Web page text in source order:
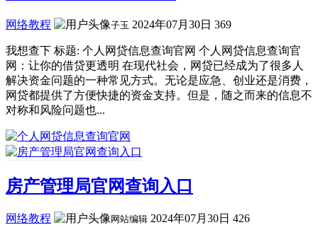
网络教程 子玉 2024年07月30日 369
我想查下 标题: 个人网贷信息查询官网 个人网贷信息查询官
网：让你的借贷更透明 在现代社会，网贷已经成为了很多人
解决资金问题的一种常见方式。无论是应急、创业还是消费，
网贷都提供了方便快捷的资金支持。但是，随之而来的信息不
对称和风险问题也...
房产管理局官网查询入口
网络教程 网站编辑 2024年07月30日 426